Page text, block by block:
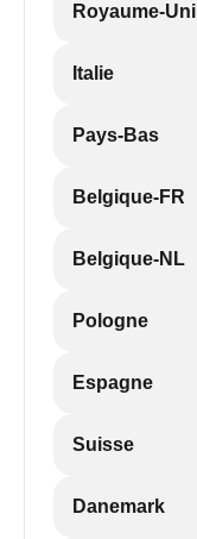
Royaume-Uni
Italie
Pays-Bas
Belgique-FR
Belgique-NL
Pologne
Espagne
Suisse
Danemark